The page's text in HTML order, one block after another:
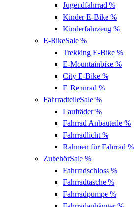
Jugendfahrrad %
Kinder E-Bike %
Kinderfahrzeug %
E-BikeSale %
Trekking E-Bike %
E-Mountainbike %
City E-Bike %
E-Rennrad %
FahrradteileSale %
Laufräder%
Fahrrad Anbauteile %
Fahrradlicht %
Rahmen für Fahrrad %
ZubehörSale %
Fahrradschloss %
Fahrradtasche %
Fahrradpumpe %